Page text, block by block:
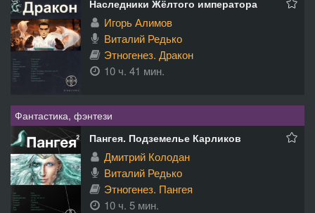
Наследники Жёлтого императора
Игорь Алимов
Виталий Редько
Этногенез. Дракон
10 ч. 41 мин.
Фантастика, фэнтези
Пангея. Подземелье Карликов
Дмитрий Колодан
Виталий Редько
Этногенез. Пангея
10 ч. 5 мин.